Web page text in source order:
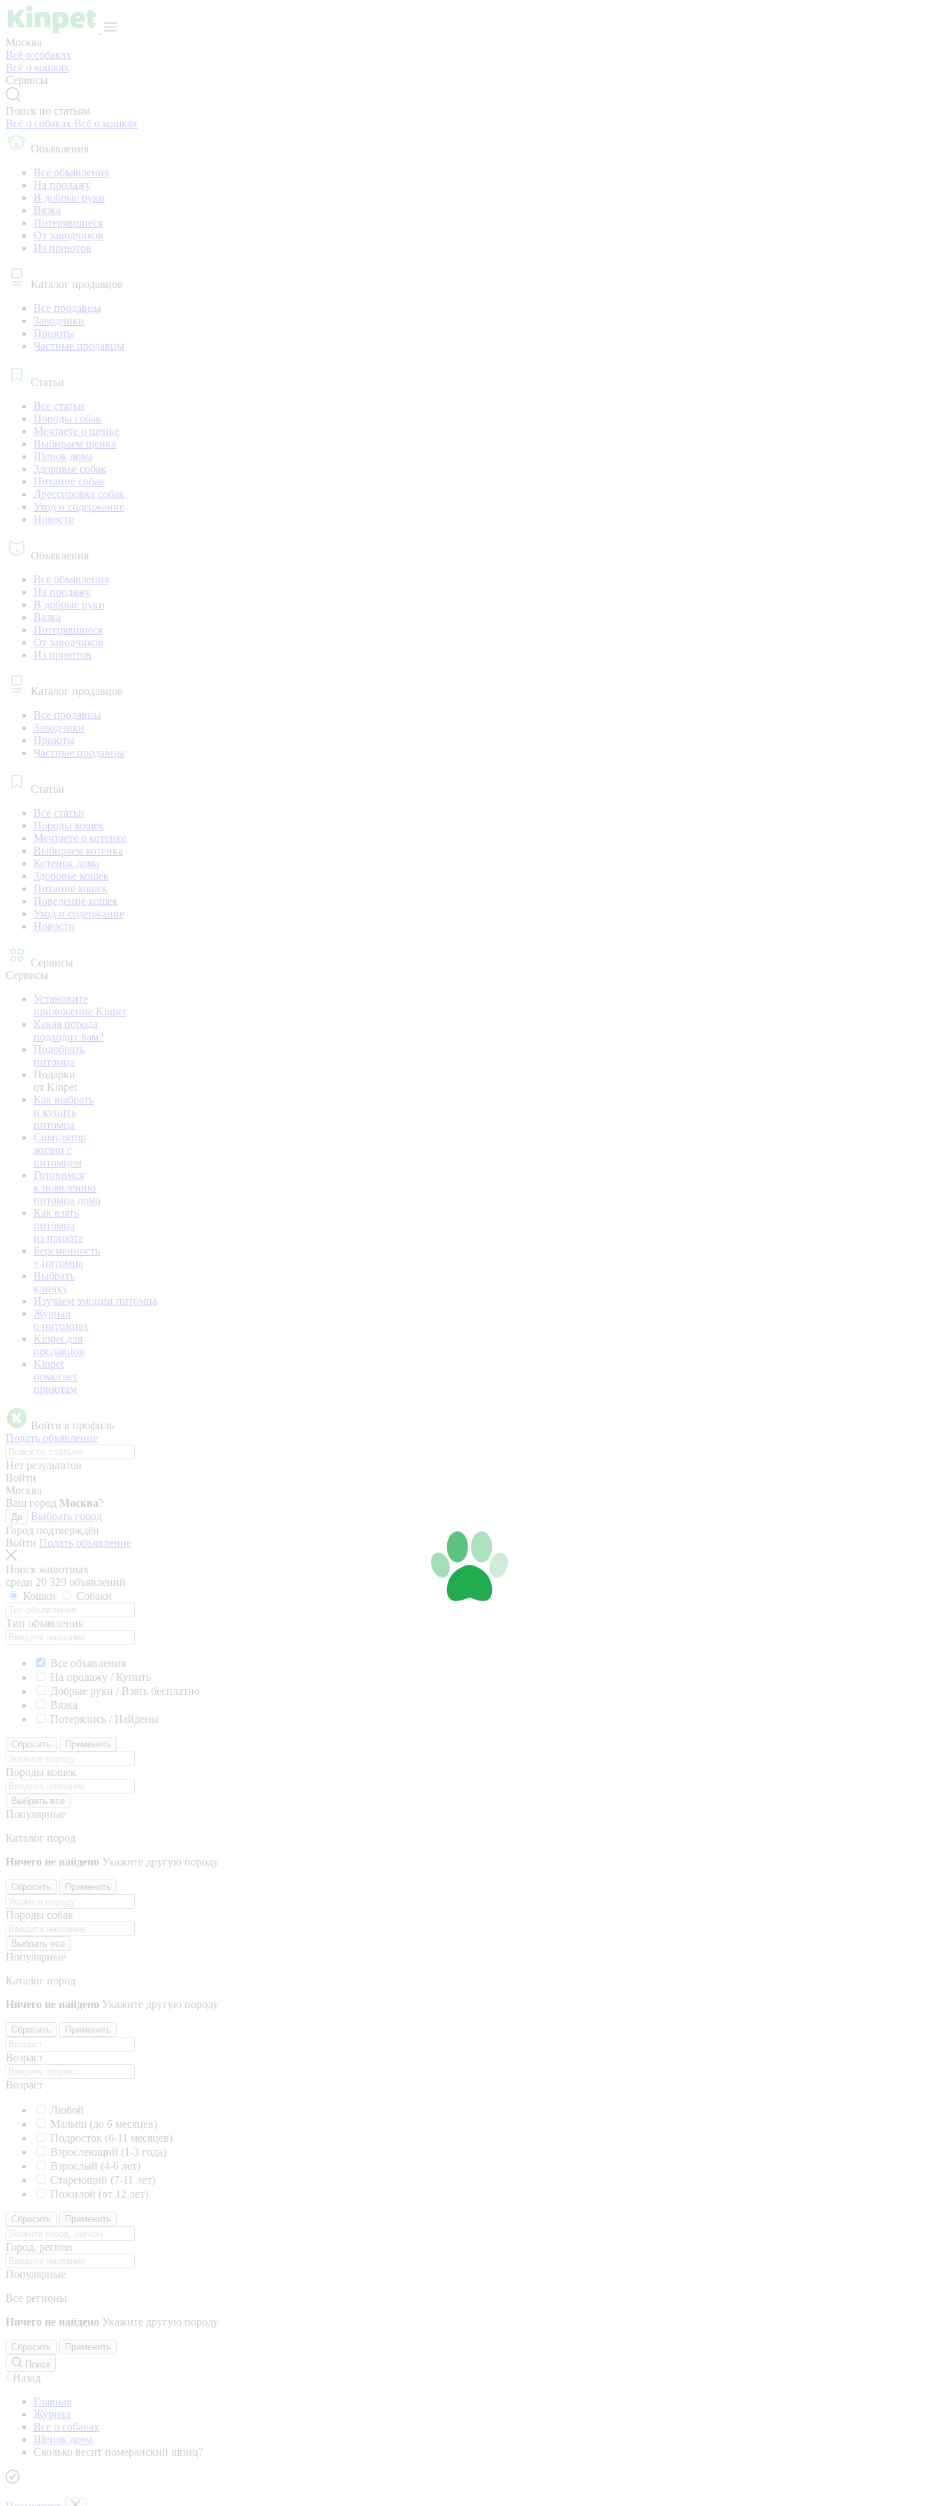
Москва
Всё о собаках
Всё о кошках
Сервисы
Поиск по статьям
Всё о собаках Всё о кошках
Объявления
Все объявления
На продажу
В добрые руки
Вязка
Потерявшиеся
От заводчиков
Из приютов
Каталог продавцов
Все продавцы
Заводчики
Приюты
Частные продавцы
Статьи
Все статьи
Породы собак
Мечтаете о щенке
Выбираем щенка
Щенок дома
Здоровье собак
Питание собак
Дрессировка собак
Уход и содержание
Новости
Объявления
Все объявления
На продажу
В добрые руки
Вязка
Потерявшиеся
От заводчиков
Из приютов
Каталог продавцов
Все продавцы
Заводчики
Приюты
Частные продавцы
Статьи
Все статьи
Породы кошек
Мечтаете о котенке
Выбираем котенка
Котенок дома
Здоровье кошек
Питание кошек
Поведение кошек
Уход и содержание
Новости
Сервисы
Сервисы
Установите
приложение Kinpet
Какая порода
подходит вам?
Подобрать
питомца
Подарки
от Kinpet
Как выбрать
и купить
питомца
Симулятор
жизни с
питомцем
Готовимся
к появлению
питомца дома
Как взять
питомца
из приюта
Беременность
у питомца
Выбрать
кличку
Изучаем эмоции питомца
Журнал
о питомцах
Kinpet для
продавцов
Kinpet
помогает
приютам
Войти в профиль
Подать объявление
Нет результатов
Войти
Москва
Ваш город Москва?
Да
Выбрать город
Город подтверждён
Войти Подать объявление
Поиск животных
среди 20 329 объявлений
Кошки
Собаки
Тип объявления
Все объявления
На продажу / Купить
Добрые руки / Взять бесплатно
Вязка
Потерялись / Найдены
Сбросить Применить
Породы кошек
Выбрать все
Популярные
Каталог пород
Ничего не найдено Укажите другую породу
Сбросить Применить
Породы собак
Выбрать все
Популярные
Каталог пород
Ничего не найдено Укажите другую породу
Сбросить Применить
Возраст
Возраст
Любой
Малыш (до 6 месяцев)
Подросток (6-11 месяцев)
Взрослеющий (1-3 года)
Взрослый (4-6 лет)
Стареющий (7-11 лет)
Пожилой (от 12 лет)
Сбросить Применить
Город, регион
Популярные
Все регионы
Ничего не найдено Укажите другую породу
Сбросить
Применить
Поиск
Назад
Главная
Журнал
Все о собаках
Щенок дома
Сколько весит померанский шпиц?